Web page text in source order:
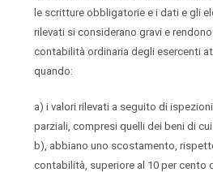
le scritture obbligatorie e i dati e gli
rilevati si considerano gravi e
contabilità ordinaria degli esercenti
quando:
a) i valori rilevati a seguito di
parziali, compresi quelli dei beni di
b), abbiano uno scostamento,
contabilità, superiore al 10 per cento